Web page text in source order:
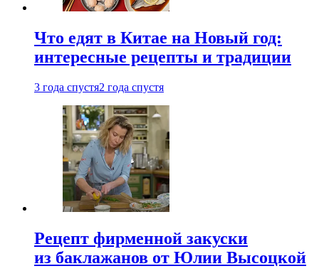
Что едят в Китае на Новый год:
интересные рецепты и традиции
3 года спустя2 года спустя
Рецепт фирменной закуски
из баклажанов от Юлии Высоцкой